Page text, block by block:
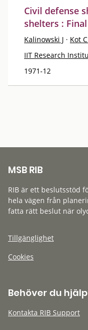
Civil defense
shelters :
Kalinowski J · Kot
IIT Research
1971-12
MSB RIB
RIB är ett beslutsstöd
hela vägen från
fatta rätt beslut när
Tillgänglighet
Cookies
Behöver du
Kontakta RIB Support